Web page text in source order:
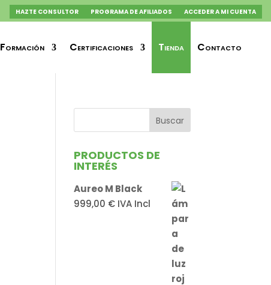
HAZTE CONSULTOR PROGRAMA DE AFILIADOS ACCEDER A MI CUENTA
Formación Certificaciones Tienda Contacto
PRODUCTOS DE
INTERÉS
Aureo M Black
999,00 € IVA Incl